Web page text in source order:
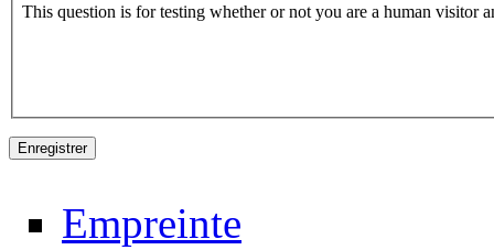
This question is for testing whether or not you are a human visitor
Empreinte